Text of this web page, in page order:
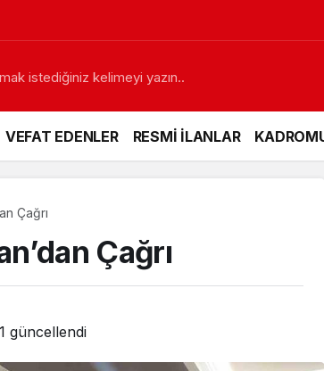
VEFAT EDENLER RESMİ İLANLAR
Çağrı
Çağrı
güncellendi